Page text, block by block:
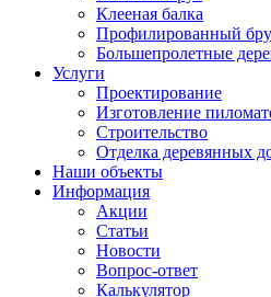
Клееная балка
Профилированный
Большепролетные
Услуги
Проектирование
Изготовление
Строительство
Отделка деревянных
Наши объекты
Информация
Акции
Статьи
Новости
Вопрос-ответ
Калькулятор